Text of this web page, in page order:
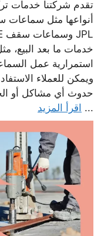
تقدم شركتنا خدمات
أنواعها مثل
خدمات ما بعد البيع،
استمرارية عمل
ويمكن للعملاء
حدوث أي مشاكل أو
... اقرأ المزيد